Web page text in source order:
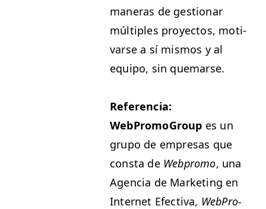
man­eras de ges­tionar
múlti­ples proyec­tos, moti­
varse a sí mis­mos y al
equipo, sin quemarse.
Ref­er­en­cia:
WebPro­moGroup es un
grupo de empre­sas que
con­s­ta de Webpro­mo, una
Agen­cia de Mar­ket­ing en
Inter­net Efec­ti­va, WebPro­